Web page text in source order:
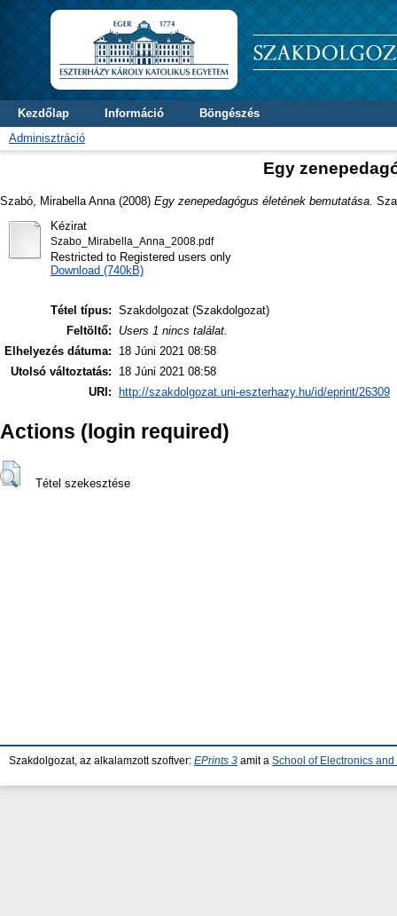
Kezdőlap Információ
Böngészés
Adminisztráció
Egy
Szabó, Mirabella Anna (2008) Egy zenepedagógus életének bemutatása.
Kézirat
Szabo_Mirabella_Anna_2008.pdf
Restricted to Registered users only
Download (740kB)
Tétel típus: Szakdolgozat (Szakdolgozat)
Feltöltő:
Users 1 nincs találat.
Elhelyezés dátuma:
18 Júni 2021 08:58
Utolsó változtatás:
18 Júni 2021 08:58
URI:
http://szakdolgozat.uni-eszterhazy.hu/id/eprint/26309
Actions (login required)
Tétel szekesztése
Szakdolgozat, az alkalamzott szoftver: EPrints 3 amit a School of Electronics